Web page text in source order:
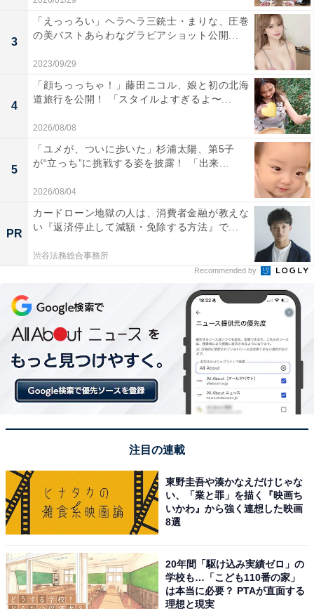
3
「えっっろい」ヘラヘラ三銃士・まりな、圧巻
の美バストあらわなグラビアショット公開...
2023/09/29
4
「顔ちっっちゃ！」藤田ニコル、娘と初の北海
道旅行を公開！ 「スタイルよすぎるよ〜...
2026/08/08
5
「ユメが、ついに歩いた」杉浦太陽、第5子
が“立っち”に挑戦する姿を披露！ 「出来...
2026/08/04
PR
カードローン地獄の人は、消費者金融が教えな
い『返済停止して減額・免除する方法』で...
渋谷法務総合事務所
Recommended by
注目の連載
東野圭吾や湊かなえだけじゃな
い、「業と罪」を描く『映画ち
いかわ』から強く連想した映画
8選
20年間「駆け込み実績ゼロ」の
学校も…「こども110番の家」
は本当に必要？ PTAが直面する
理想と現実